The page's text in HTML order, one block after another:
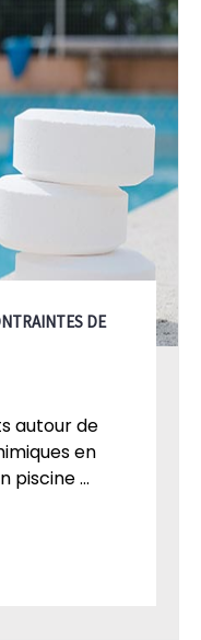
DE
autour de
en
piscine ...